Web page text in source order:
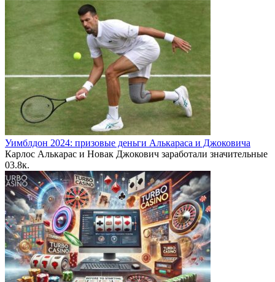
Уимблдон 2024: призовые деньги Алькараса и Джоковича
Карлос Алькарас и Новак Джокович заработали значительные
03.8к.